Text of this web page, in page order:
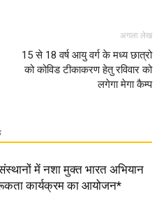
अगला लेख
15 से 18 वर्ष आयु वर्ग के मध्य छात्रो
को कोविड टीकाकरण हेतु रविवार को
लगेगा मेगा कैम्प
में नशा मुक्त भारत अभियान
कार्यक्रम का आयोजन*